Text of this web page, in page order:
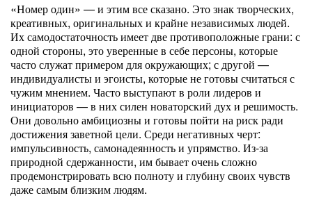
«Номер один» — и этим все сказано. Это знак творческих,
креативных, оригинальных и крайне независимых людей.
Их самодостаточность имеет две противоположные грани: с
одной стороны, это уверенные в себе персоны, которые
часто служат примером для окружающих; с другой —
индивидуалисты и эгоисты, которые не готовы считаться с
чужим мнением. Часто выступают в роли лидеров и
инициаторов — в них силен новаторский дух и решимость.
Они довольно амбициозны и готовы пойти на риск ради
достижения заветной цели. Среди негативных черт:
импульсивность, самонадеянность и упрямство. Из-за
природной сдержанности, им бывает очень сложно
продемонстрировать всю полноту и глубину своих чувств
даже самым близким людям.